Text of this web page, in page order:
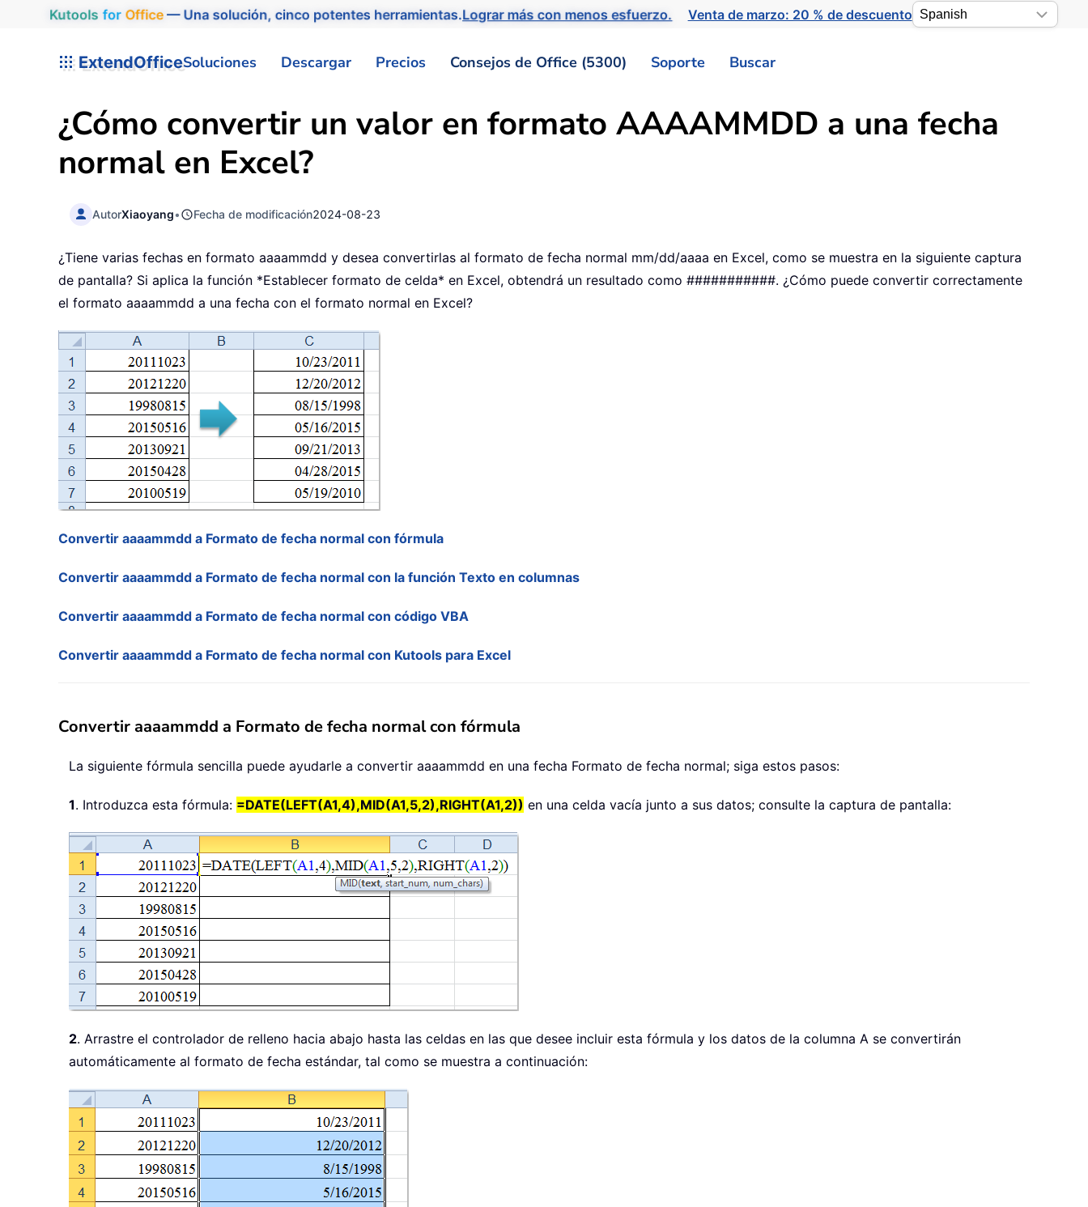
Kutools for Office— Una solución, cinco potentes herramientas.Lograr más con menos esfuerzo. Venta de marzo: 20 % de descuento
ExtendOfficeSoluciones Descargar Precios Consejos de Office (5300) Soporte Buscar
¿Cómo convertir un valor en formato AAAAMMDD a una fecha
normal en Excel?
AutorXiaoyang• Fecha de modificación2024-08-23
¿Tiene varias fechas en formato aaaammdd y desea convertirlas al formato de fecha normal mm/dd/aaaa en Excel, como se muestra en la siguiente captura
de pantalla? Si aplica la función *Establecer formato de celda* en Excel, obtendrá un resultado como ###########. ¿Cómo puede convertir correctamente
el formato aaaammdd a una fecha con el formato normal en Excel?
Convertir aaaammdd a Formato de fecha normal con fórmula
Convertir aaaammdd a Formato de fecha normal con la función Texto en columnas
Convertir aaaammdd a Formato de fecha normal con código VBA
Convertir aaaammdd a Formato de fecha normal con Kutools para Excel
Convertir aaaammdd a Formato de fecha normal con fórmula
La siguiente fórmula sencilla puede ayudarle a convertir aaaammdd en una fecha Formato de fecha normal; siga estos pasos:
1. Introduzca esta fórmula: =DATE(LEFT(A1,4),MID(A1,5,2),RIGHT(A1,2)) en una celda vacía junto a sus datos; consulte la captura de pantalla:
2. Arrastre el controlador de relleno hacia abajo hasta las celdas en las que desee incluir esta fórmula y los datos de la columna A se convertirán
automáticamente al formato de fecha estándar, tal como se muestra a continuación: